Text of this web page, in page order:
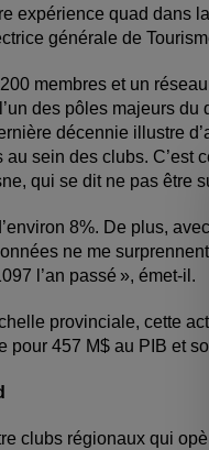
expérience quad dans
générale de
membres et un
des pôles majeurs
décennie illustre
sein des clubs. C’est
qui se dit ne pas être
8%. De plus,
ne me
l’an passé », émet-il.
provinciale, cette
457 M$ au PIB et
clubs régionaux qui